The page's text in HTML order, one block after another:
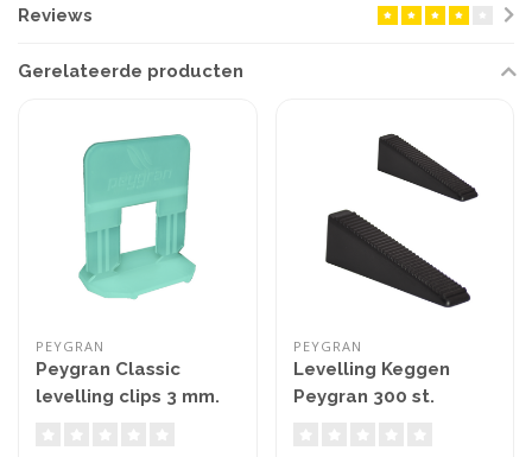
Reviews
Gerelateerde producten
PEYGRAN
Peygran Classic
levelling clips 3 mm.
PEYGRAN
Levelling Keggen
Peygran 300 st.